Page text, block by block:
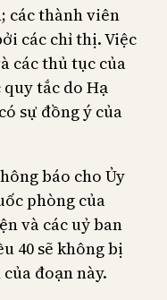
các thành viên
các chỉ thị. Việc
các thủ tục của
tắc do Hạ
sự đồng ý của
báo cho Ủy
phòng của
và các uỷ ban
40 sẽ không bị
đoạn này.